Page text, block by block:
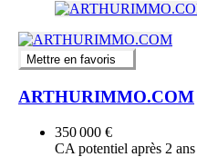
Mettre en favoris
ARTHURIMMO.COM
350 000 €
CA potentiel après 2 ans